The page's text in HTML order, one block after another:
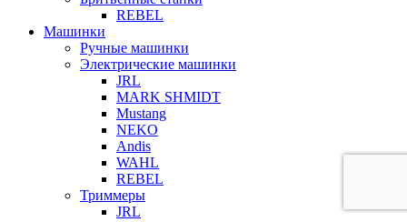
REBEL
Машинки
Ручные машинки
Электрические машинки
JRL
MARK SHMIDT
Mustang
NEKO
Andis
WAHL
REBEL
Триммеры
JRL